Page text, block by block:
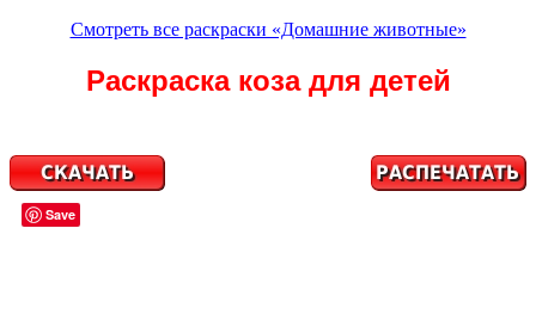
Смотреть все раскраски «Домашние животные»
Раскраска коза для детей
Save